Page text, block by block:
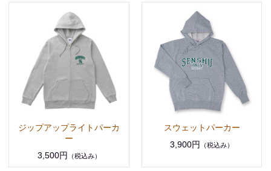
ジップアップライトパーカ
ー
3,500円
（税込み）
スウェットパーカー
3,900円
（税込み）